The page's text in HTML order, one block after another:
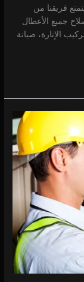
فريقنا من
جميع الأعطال
الإنارة، صيانة